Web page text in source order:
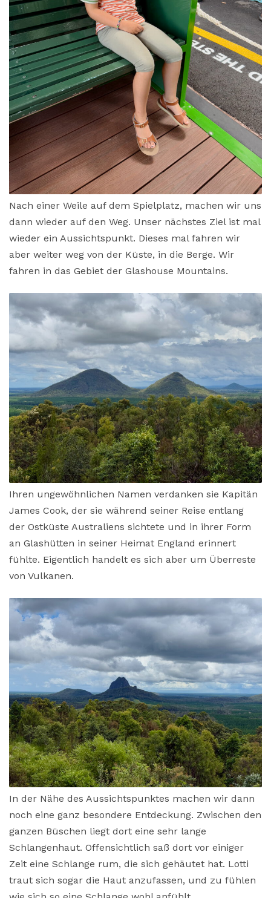
Nach einer Weile auf dem Spielplatz, machen wir uns
dann wieder auf den Weg. Unser nächstes Ziel ist mal
wieder ein Aussichtspunkt. Dieses mal fahren wir
aber weiter weg von der Küste, in die Berge. Wir
fahren in das Gebiet der Glashouse Mountains.
Ihren ungewöhnlichen Namen verdanken sie Kapitän
James Cook, der sie während seiner Reise entlang
der Ostküste Australiens sichtete und in ihrer Form
an Glashütten in seiner Heimat England erinnert
fühlte. Eigentlich handelt es sich aber um Überreste
von Vulkanen.
In der Nähe des Aussichtspunktes machen wir dann
noch eine ganz besondere Entdeckung. Zwischen den
ganzen Büschen liegt dort eine sehr lange
Schlangenhaut. Offensichtlich saß dort vor einiger
Zeit eine Schlange rum, die sich gehäutet hat. Lotti
traut sich sogar die Haut anzufassen, und zu fühlen